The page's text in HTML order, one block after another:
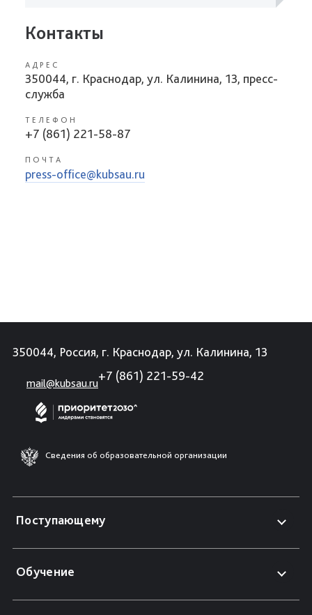
Контакты
АДРЕС
350044, г. Краснодар, ул. Калинина, 13, пресс-
служба
ТЕЛЕФОН
+7 (861) 221-58-87
ПОЧТА
press-office@kubsau.ru
350044, Россия, г. Краснодар, ул. Калинина, 13
mail@kubsau.ru
+7 (861) 221-59-42
Сведения об образовательной организации
Поступающему
Обучение